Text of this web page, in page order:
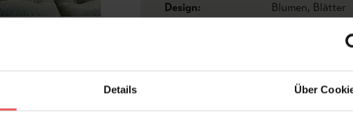
Details Über
Design:
Blumen, Blätter
WEAR THE
Material:
Vlies